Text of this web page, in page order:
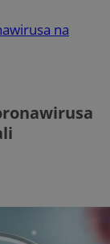
na